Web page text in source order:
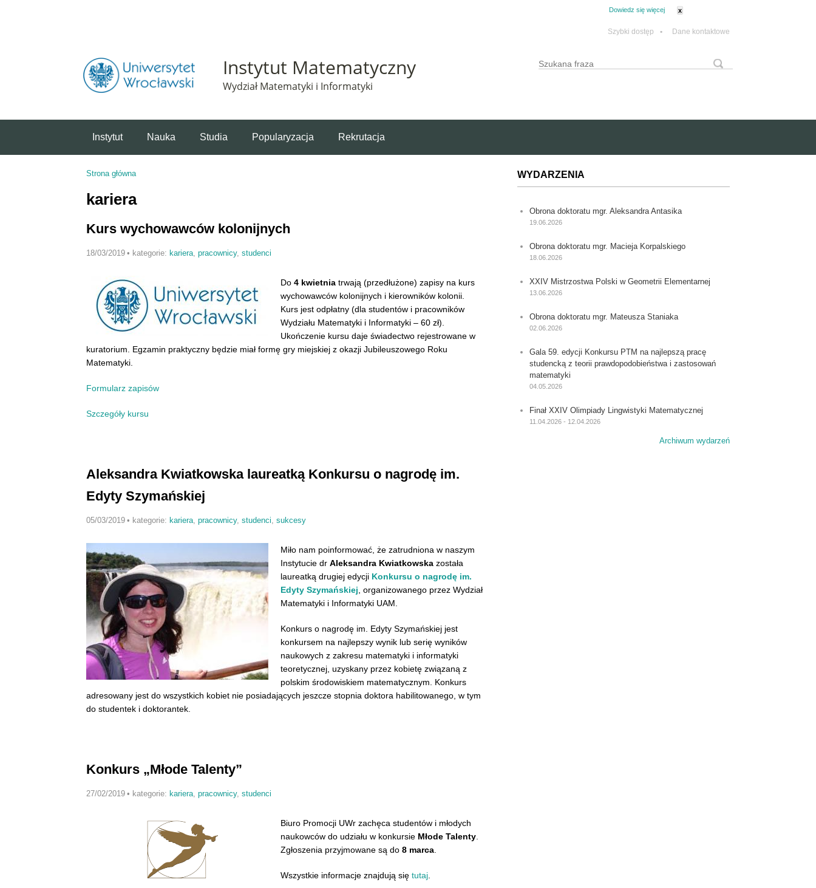
Dowiedz się więcej x
Szybki dostęp • Dane kontaktowe
Instytut Matematyczny
Wydział Matematyki i Informatyki
Formularz wyszukiwania
Wyszukaj
Instytut Nauka Studia Popularyzacja Rekrutacja
Strona główna
kariera
Kurs wychowawców kolonijnych
18/03/2019 • kategorie: kariera, pracownicy, studenci
Do 4 kwietnia trwają (przedłużone) zapisy na kurs
wychowawców kolonijnych i kierowników kolonii.
Kurs jest odpłatny (dla studentów i pracowników
Wydziału Matematyki i Informatyki – 60 zł).
Ukończenie kursu daje świadectwo rejestrowane w
kuratorium. Egzamin praktyczny będzie miał formę gry miejskiej z okazji Jubileuszowego Roku
Matematyki.
Formularz zapisów
Szczegóły kursu
Aleksandra Kwiatkowska laureatką Konkursu o nagrodę im.
Edyty Szymańskiej
05/03/2019 • kategorie: kariera, pracownicy, studenci, sukcesy
Miło nam poinformować, że zatrudniona w naszym
Instytucie dr Aleksandra Kwiatkowska została
laureatką drugiej edycji Konkursu o nagrodę im.
Edyty Szymańskiej , organizowanego przez Wydział
Matematyki i Informatyki UAM.
Konkurs o nagrodę im. Edyty Szymańskiej jest
konkursem na najlepszy wynik lub serię wyników
naukowych z zakresu matematyki i informatyki
teoretycznej, uzyskany przez kobietę związaną z
polskim środowiskiem matematycznym. Konkurs
adresowany jest do wszystkich kobiet nie posiadających jeszcze stopnia doktora habilitowanego, w tym
do studentek i doktorantek.
Konkurs „Młode Talenty”
27/02/2019 • kategorie: kariera, pracownicy, studenci
Biuro Promocji UWr zachęca studentów i młodych
naukowców do udziału w konkursie Młode Talenty.
Zgłoszenia przyjmowane są do 8 marca.
Wszystkie informacje znajdują się tutaj
WYDARZENIA
Obrona doktoratu mgr. Aleksandra Antasika
19.06.2026
Obrona doktoratu mgr. Macieja Korpalskiego
18.06.2026
XXIV Mistrzostwa Polski w Geometrii Elementarnej
13.06.2026
Obrona doktoratu mgr. Mateusza Staniaka
02.06.2026
Gala 59. edycji Konkursu PTM na najlepszą pracę
studencką z teorii prawdopodobieństwa i zastosowań
matematyki
04.05.2026
Finał XXIV Olimpiady Lingwistyki Matematycznej
11.04.2026 - 12.04.2026
Archiwum wydarzeń